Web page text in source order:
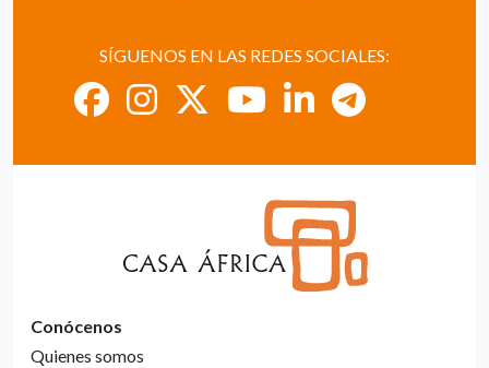
SÍGUENOS EN LAS REDES SOCIALES:
Conócenos
Quienes somos